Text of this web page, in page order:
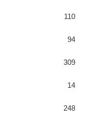
110
94
309
14
248